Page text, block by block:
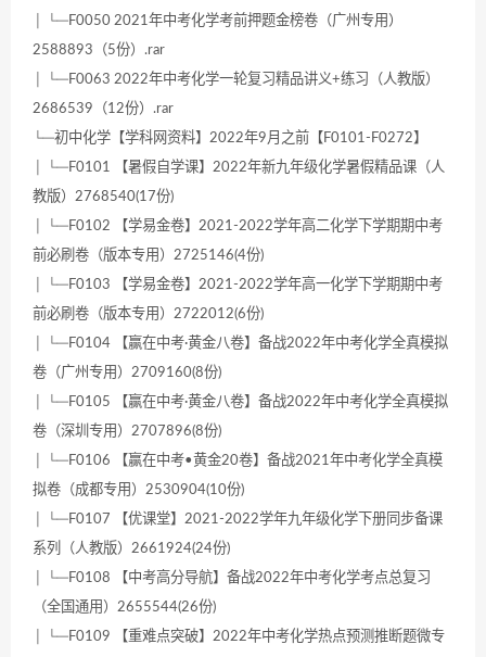
│ └─F0050 2021年中考化学考前押题金榜卷（广州专用）
2588893（5份）.rar
│ └─F0063 2022年中考化学一轮复习精品讲义+练习（人教版）
2686539（12份）.rar
└─初中化学【学科网资料】2022年9月之前【F0101-F0272】
│ └─F0101 【暑假自学课】2022年新九年级化学暑假精品课（人
教版）2768540(17份)
│ └─F0102 【学易金卷】2021-2022学年高二化学下学期期中考
前必刷卷（版本专用）2725146(4份)
│ └─F0103 【学易金卷】2021-2022学年高一化学下学期期中考
前必刷卷（版本专用）2722012(6份)
│ └─F0104 【赢在中考·黄金八卷】备战2022年中考化学全真模拟
卷（广州专用）2709160(8份)
│ └─F0105 【赢在中考·黄金八卷】备战2022年中考化学全真模拟
卷（深圳专用）2707896(8份)
│ └─F0106 【赢在中考•黄金20卷】备战2021年中考化学全真模
拟卷（成都专用）2530904(10份)
│ └─F0107 【优课堂】2021-2022学年九年级化学下册同步备课
系列（人教版）2661924(24份)
│ └─F0108 【中考高分导航】备战2022年中考化学考点总复习
（全国通用）2655544(26份)
│ └─F0109 【重难点突破】2022年中考化学热点预测推断题微专